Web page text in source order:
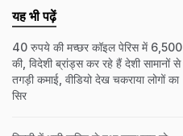
यह भी पढ़ें
40 रुपये की मच्छर कॉइल पेरिस में 6,500
की, विदेशी ब्रांड्स कर रहे हैं देशी सामानों से
तगड़ी कमाई, वीडियो देख चकराया लोगों का
सिर